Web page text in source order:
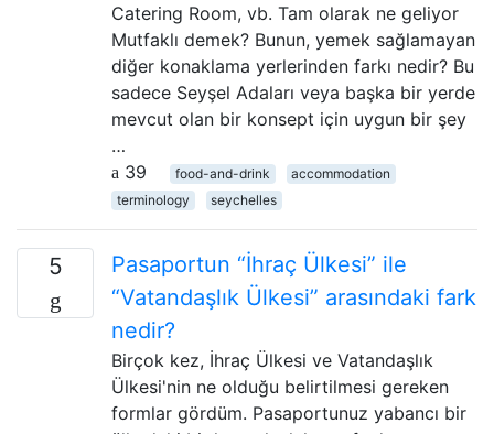
Catering Room, vb. Tam olarak ne geliyor
Mutfaklı demek? Bunun, yemek sağlamayan
diğer konaklama yerlerinden farkı nedir? Bu
sadece Seyşel Adaları veya başka bir yerde
mevcut olan bir konsept için uygun bir şey
…
39
food-and-drink
accommodation
terminology
seychelles
5
Pasaportun “İhraç Ülkesi” ile
“Vatandaşlık Ülkesi” arasındaki fark
nedir?
Birçok kez, İhraç Ülkesi ve Vatandaşlık
Ülkesi'nin ne olduğu belirtilmesi gereken
formlar gördüm. Pasaportunuz yabancı bir